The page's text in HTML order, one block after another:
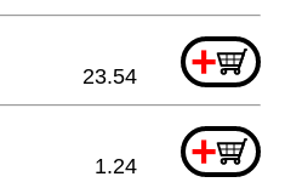
+
23.54
+
1.24